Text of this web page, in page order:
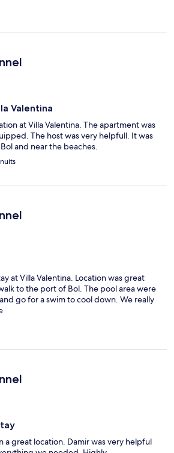
Valentina
at Villa Valentina. The apartment was
The host was very helpfull. It was
and near the beaches.
at Villa Valentina. Location was great
to the port of Bol. The pool area were
go for a swim to cool down. We really
a great location. Damir was very helpful